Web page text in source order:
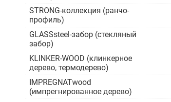
STRONG-коллекция (ранчо-
профиль)
GLASSsteel-забор (стекляный
забор)
KLINKER-WOOD (клинкерное
дерево, термодерево)
IMPREGNATwood
(импрегнированное дерево)